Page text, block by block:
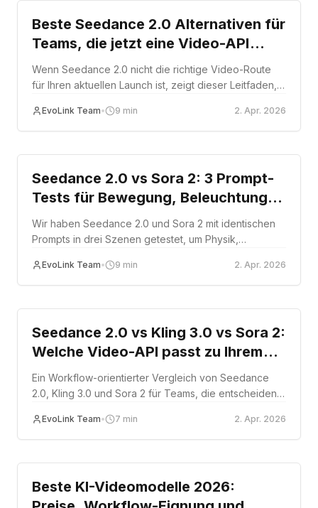
Beste Seedance 2.0 Alternativen für
Teams, die jetzt eine Video-API
brauchen
Wenn Seedance 2.0 nicht die richtige Video-Route
für Ihren aktuellen Launch ist, zeigt dieser Leitfaden,
sollten.
EvoLink Team• 9 min 2. Apr. 2026
Comparison
Seedance 2.0 vs Sora 2: 3 Prompt-
Tests für Bewegung, Beleuchtung
und Realismus
Wir haben Seedance 2.0 und Sora 2 mit identischen
Prompts in drei Szenen getestet, um Physik,
Audioverhalten zu vergleichen.
EvoLink Team• 9 min 2. Apr. 2026
Comparison
Seedance 2.0 vs Kling 3.0 vs Sora 2:
Welche Video-API passt zu Ihrem
Workflow?
Ein Workflow-orientierter Vergleich von Seedance
2.0, Kling 3.0 und Sora 2 für Teams, die entscheiden,
Produktionsmuster passt.
EvoLink Team• 7 min 2. Apr. 2026
Comparison
Beste KI-Videomodelle 2026: